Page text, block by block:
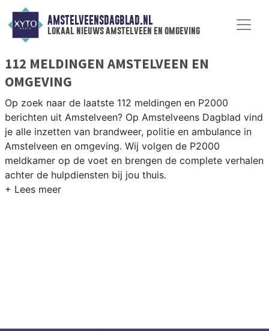
AMSTELVEENSDAGBLAD.NL
lokaal nieuws amstelveen en omgeving
112 MELDINGEN AMSTELVEEN EN
OMGEVING
Op zoek naar de laatste 112 meldingen en P2000
berichten uit Amstelveen? Op Amstelveens Dagblad vind
je alle inzetten van brandweer, politie en ambulance in
Amstelveen en omgeving. Wij volgen de P2000
meldkamer op de voet en brengen de complete verhalen
achter de hulpdiensten bij jou thuis.